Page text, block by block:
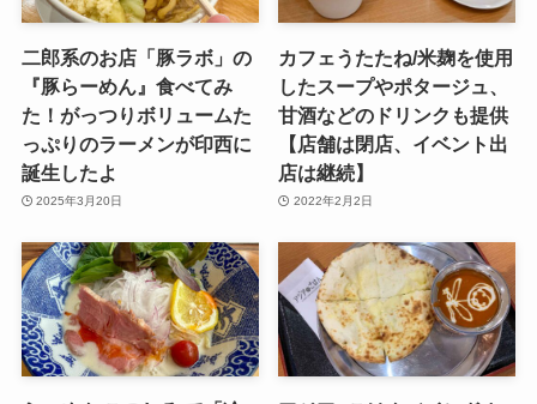
二郎系のお店「豚ラボ」の
『豚らーめん』食べてみ
た！がっつりボリュームた
っぷりのラーメンが印西に
誕生したよ
2025年3月20日
カフェうたたね/米麹を使用
したスープやポタージュ、
甘酒などのドリンクも提供
【店舗は閉店、イベント出
店は継続】
2022年2月2日